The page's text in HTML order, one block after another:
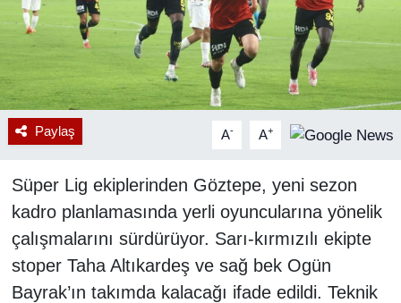
Paylaş A- A+
Süper Lig ekiplerinden Göztepe, yeni sezon
kadro planlamasında yerli oyuncularına yönelik
çalışmalarını sürdürüyor. Sarı-kırmızılı ekipte
stoper Taha Altıkardeş ve sağ bek Ogün
Bayrak’ın takımda kalacağı ifade edildi. Teknik